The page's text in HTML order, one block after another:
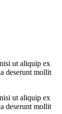
ut aliquip ex
deserunt mollit
ut aliquip ex
deserunt mollit